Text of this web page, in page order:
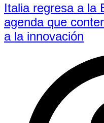
Italia regresa a la
agenda que
a la innovación